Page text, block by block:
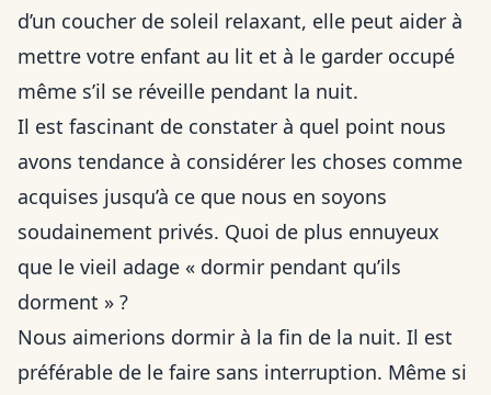
d’un coucher de soleil relaxant, elle peut aider à
mettre votre enfant au lit et à le garder occupé
même s’il se réveille pendant la nuit.
Il est fascinant de constater à quel point nous
avons tendance à considérer les choses comme
acquises jusqu’à ce que nous en soyons
soudainement privés. Quoi de plus ennuyeux
que le vieil adage « dormir pendant qu’ils
dorment » ?
Nous aimerions dormir à la fin de la nuit. Il est
préférable de le faire sans interruption. Même si